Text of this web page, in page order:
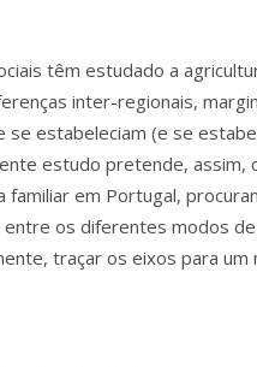
têm estudado a
inter-regionais,
se estabeleciam (e se
estudo pretende,
familiar em Portugal,
os diferentes modos
traçar os eixos para